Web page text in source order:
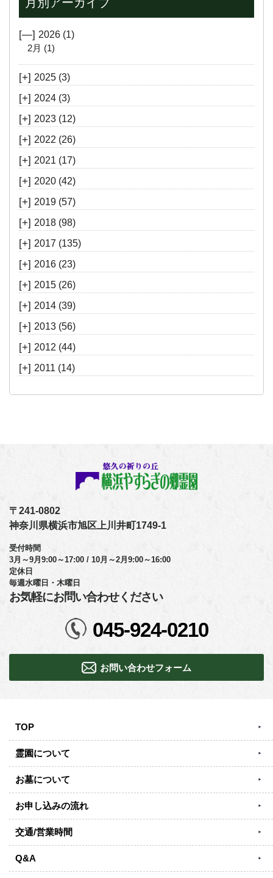
[—] 2026 (1)
2月 (1)
[+] 2025 (3)
[+] 2024 (3)
[+] 2023 (12)
[+] 2022 (26)
[+] 2021 (17)
[+] 2020 (42)
[+] 2019 (57)
[+] 2018 (98)
[+] 2017 (135)
[+] 2016 (23)
[+] 2015 (26)
[+] 2014 (39)
[+] 2013 (56)
[+] 2012 (44)
[+] 2011 (14)
〒241-0802
神奈川県横浜市旭区上川井町1749-1
受付時間
3月～9月9:00～17:00 / 10月～2月9:00～16:00
定休日
毎週水曜日・木曜日
お気軽にお問い合わせください
045-924-0210
お問い合わせフォーム
TOP
霊園について
お墓について
お申し込みの流れ
交通/営業時間
Q&A